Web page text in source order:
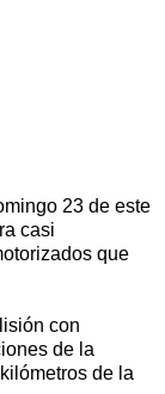
23 de este
casi
que
con
de la
de la